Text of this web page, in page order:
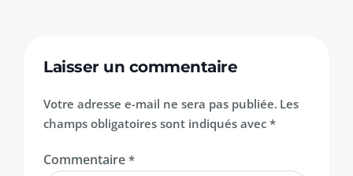
Laisser un commentaire
Votre adresse e-mail ne sera pas publiée. Les
champs obligatoires sont indiqués avec *
Commentaire *